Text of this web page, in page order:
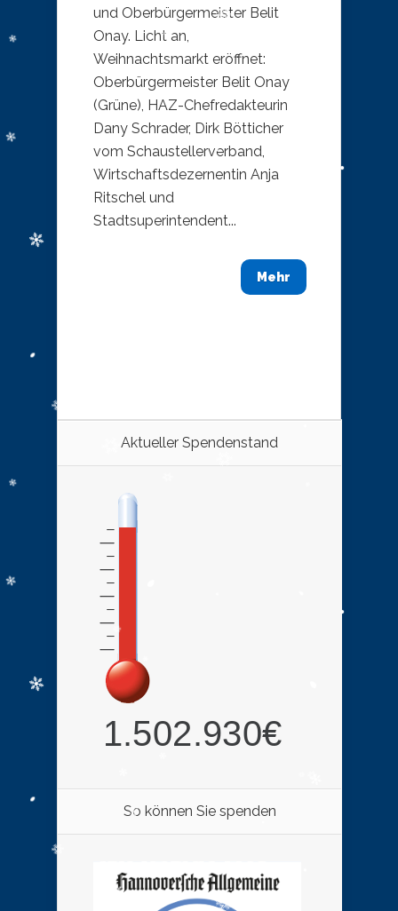
und Oberbürgermeister Belit
Onay. Licht an,
Weihnachtsmarkt eröffnet:
Oberbürgermeister Belit Onay
(Grüne), HAZ-Chefredakteurin
Dany Schrader, Dirk Bötticher
vom Schaustellerverband,
Wirtschaftsdezernentin Anja
Ritschel und
Stadtsuperintendent...
Mehr
Aktueller Spendenstand
So können Sie spenden